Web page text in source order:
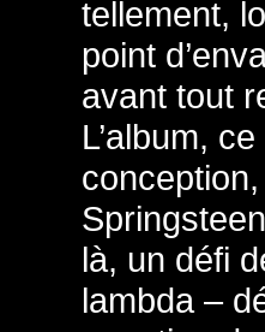
tellement,
point
avant tout
L’album,
là, un défi
lambda –